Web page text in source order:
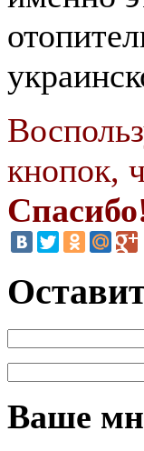
кнопок,
Ваше